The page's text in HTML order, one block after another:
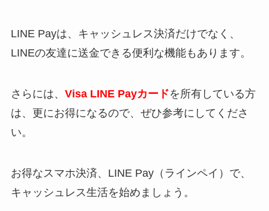
LINE Payは、キャッシュレス決済だけでなく、
LINEの友達に送金できる便利な機能もあります。
さらには、 Visa LINE Payカードを所有している方
は、更にお得になるので、ぜひ参考にしてくださ
い。
お得なスマホ決済、LINE Pay（ラインペイ）で、
キャッシュレス生活を始めましょう。